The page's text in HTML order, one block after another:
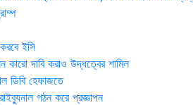
ইসি
দাবি করাও উদ্ধত্বের শামিল
ডিবি হেফাজতে
গঠন করে প্রজ্ঞাপন